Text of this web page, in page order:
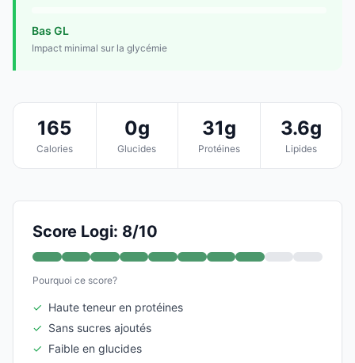
Bas GL
Impact minimal sur la glycémie
165
Calories
0g
Glucides
31g
Protéines
3.6g
Lipides
Score Logi: 8/10
Pourquoi ce score?
✓ Haute teneur en protéines
✓ Sans sucres ajoutés
✓ Faible en glucides